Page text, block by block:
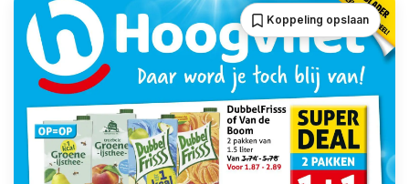
Koppeling opslaan